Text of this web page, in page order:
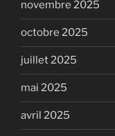
novembre 2025
octobre 2025
juillet 2025
mai 2025
avril 2025